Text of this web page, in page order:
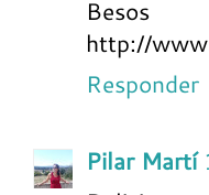
Besos
http://
Responder
Pilar Martí